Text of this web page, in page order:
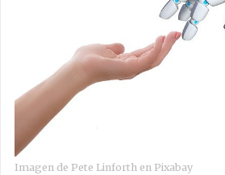
Imagen de Pete Linforth en Pixabay